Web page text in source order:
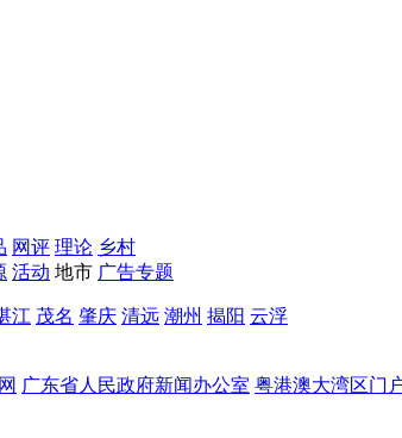
网评 理论 乡村
活动 地市 广告专题
江 茂名 肇庆 清远 潮州 揭阳 云浮
广东省人民政府新闻办公室 粤港澳大湾区门